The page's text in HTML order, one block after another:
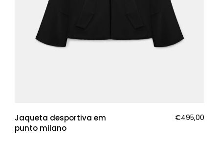
Jaqueta desportiva em
punto milano
€495,00